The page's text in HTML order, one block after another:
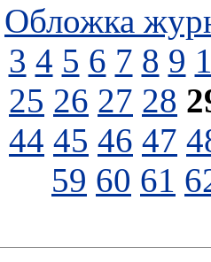
Обложка
3 4 5 6 7 8 9
25 26 27 28
44 45 46 47
59 60 61